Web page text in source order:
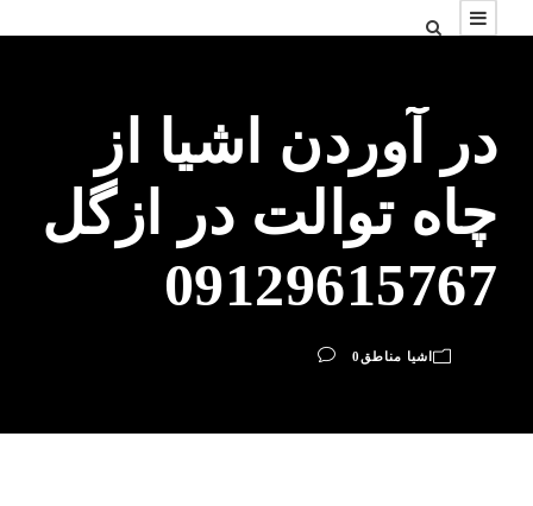
در آوردن اشیا از
چاه توالت در ازگل
09129615767
اشیا مناطق 0